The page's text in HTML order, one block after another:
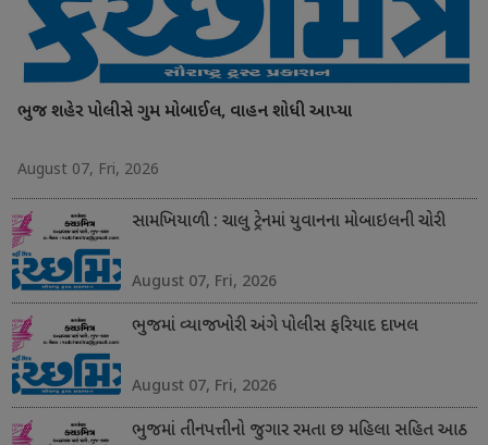
ભુજ શહેર પોલીસે ગુમ મોબાઈલ, વાહન શોધી આપ્યા
August 07, Fri, 2026
સામખિયાળી : ચાલુ ટ્રેનમાં યુવાનના મોબાઇલની ચોરી
August 07, Fri, 2026
ભુજમાં વ્યાજખોરી અંગે પોલીસ ફરિયાદ દાખલ
August 07, Fri, 2026
ભુજમાં તીનપત્તીનો જુગાર રમતા છ મહિલા સહિત આઠ